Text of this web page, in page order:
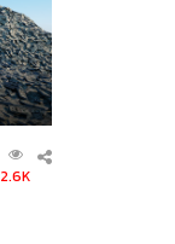
2.6K